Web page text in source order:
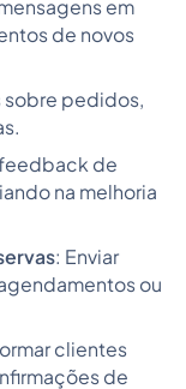
em
de novos
sobre pedidos,
de
na melhoria
: Enviar
ou
clientes
de